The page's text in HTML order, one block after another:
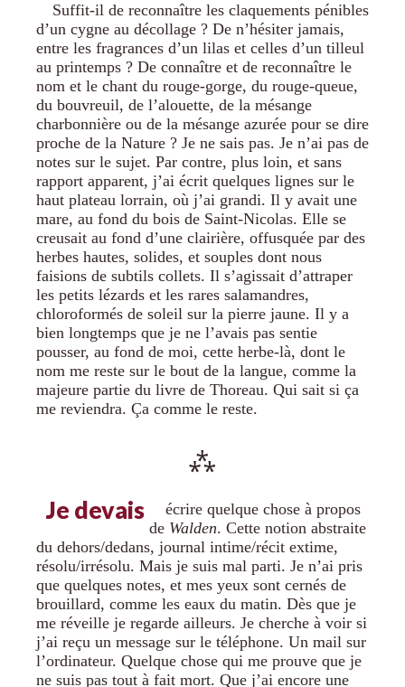
Suffit-il de reconnaître les claquements pénibles
d’un cygne au décollage ? De n’hésiter jamais,
entre les fragrances d’un lilas et celles d’un tilleul
au printemps ? De connaître et de reconnaître le
nom et le chant du rouge-gorge, du rouge-queue,
du bouvreuil, de l’alouette, de la mésange
charbonnière ou de la mésange azurée pour se dire
proche de la Nature ? Je ne sais pas. Je n’ai pas de
notes sur le sujet. Par contre, plus loin, et sans
rapport apparent, j’ai écrit quelques lignes sur le
haut plateau lorrain, où j’ai grandi. Il y avait une
mare, au fond du bois de Saint-Nicolas. Elle se
creusait au fond d’une clairière, offusquée par des
herbes hautes, solides, et souples dont nous
faisions de subtils collets. Il s’agissait d’attraper
les petits lézards et les rares salamandres,
chloroformés de soleil sur la pierre jaune. Il y a
bien longtemps que je ne l’avais pas sentie
pousser, au fond de moi, cette herbe-là, dont le
nom me reste sur le bout de la langue, comme la
majeure partie du livre de Thoreau. Qui sait si ça
me reviendra. Ça comme le reste.
Je devais
écrire quelque chose à propos
de Walden. Cette notion abstraite
du dehors/dedans, journal intime/récit extime,
résolu/irrésolu. Mais je suis mal parti. Je n’ai pris
que quelques notes, et mes yeux sont cernés de
brouillard, comme les eaux du matin. Dès que je
me réveille je regarde ailleurs. Je cherche à voir si
j’ai reçu un message sur le téléphone. Un mail sur
l’ordinateur. Quelque chose qui me prouve que je
ne suis pas tout à fait mort. Que j’ai encore une